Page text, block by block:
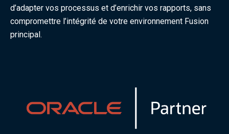
d’adapter vos processus et d’enrichir vos rapports, sans
compromettre l’intégrité de votre environnement Fusion
principal.